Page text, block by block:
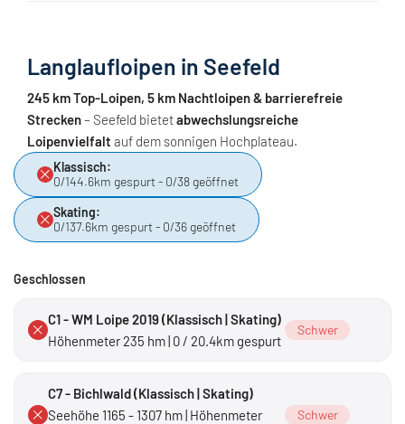
Langlaufloipen in Seefeld
245 km Top-Loipen, 5 km Nachtloipen & barrierefreie
Strecken– Seefeld bietetabwechslungsreiche
Loipenvielfalt auf dem sonnigen Hochplateau.
Klassisch:
0/144.6km gespurt - 0/38 geöffnet
Skating:
0/137.6km gespurt - 0/36 geöffnet
Geschlossen
C1 - WM Loipe 2019 (Klassisch | Skating)
Höhenmeter 235 hm | 0 / 20.4km gespurt
Schwer
C7 - Bichlwald (Klassisch | Skating)
Seehöhe 1165 - 1307 hm | Höhenmeter
Schwer